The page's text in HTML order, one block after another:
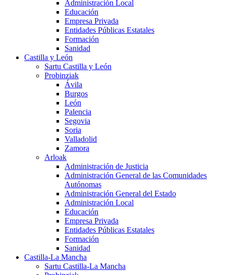
Administración Local
Educación
Empresa Privada
Entidades Públicas Estatales
Formación
Sanidad
Castilla y León
Sartu Castilla y León
Probinziak
Ávila
Burgos
León
Palencia
Segovia
Soria
Valladolid
Zamora
Arloak
Administración de Justicia
Administración General de las Comunidades
Autónomas
Administración General del Estado
Administración Local
Educación
Empresa Privada
Entidades Públicas Estatales
Formación
Sanidad
Castilla-La Mancha
Sartu Castilla-La Mancha